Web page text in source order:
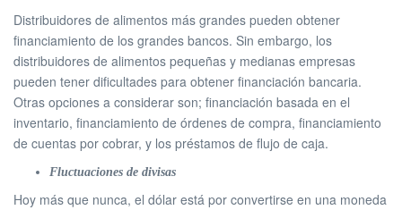
Distribuidores de alimentos más grandes pueden obtener
financiamiento de los grandes bancos. Sin embargo, los
distribuidores de alimentos pequeñas y medianas empresas
pueden tener dificultades para obtener financiación bancaria.
Otras opciones a considerar son; financiación basada en el
inventario, financiamiento de órdenes de compra, financiamiento
de cuentas por cobrar, y los préstamos de flujo de caja.
Fluctuaciones de divisas
Hoy más que nunca, el dólar está por convertirse en una moneda